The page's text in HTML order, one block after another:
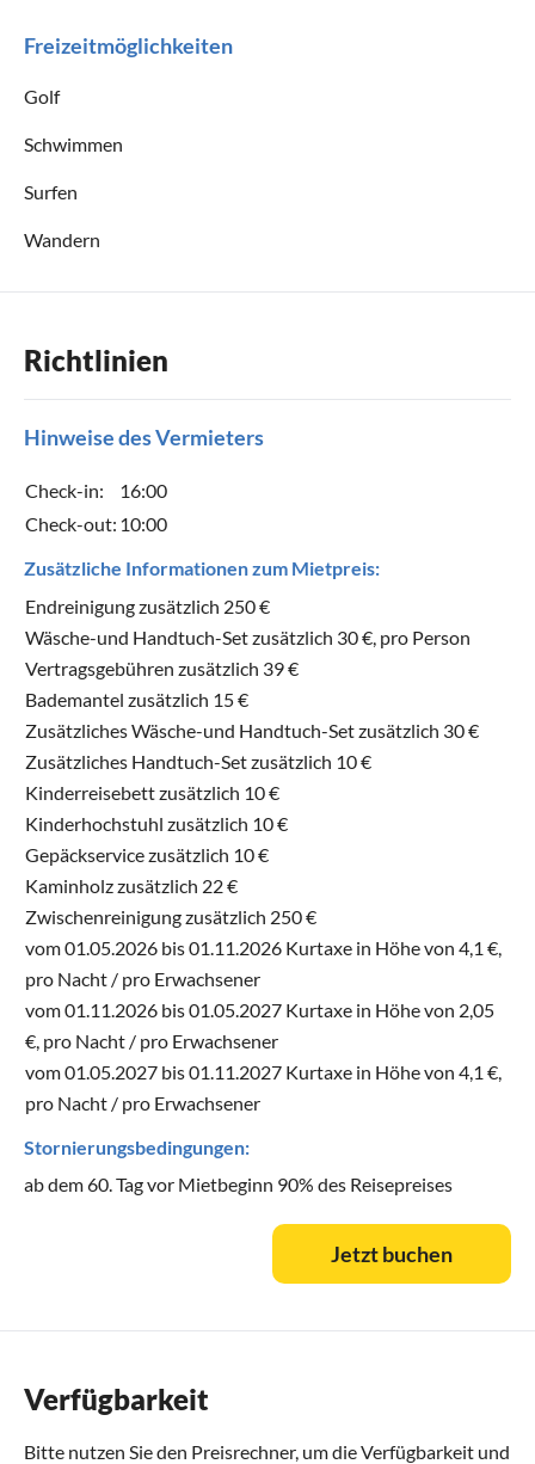
Freizeitmöglichkeiten
Golf
Schwimmen
Surfen
Wandern
Richtlinien
Hinweise des Vermieters
Check-in:
16:00
Check-out: 10:00
Zusätzliche Informationen zum Mietpreis:
Endreinigung zusätzlich 250 €
Wäsche-und Handtuch-Set zusätzlich 30 €, pro Person
Vertragsgebühren zusätzlich 39 €
Bademantel zusätzlich 15 €
Zusätzliches Wäsche-und Handtuch-Set zusätzlich 30 €
Zusätzliches Handtuch-Set zusätzlich 10 €
Kinderreisebett zusätzlich 10 €
Kinderhochstuhl zusätzlich 10 €
Gepäckservice zusätzlich 10 €
Kaminholz zusätzlich 22 €
Zwischenreinigung zusätzlich 250 €
vom 01.05.2026 bis 01.11.2026 Kurtaxe in Höhe von 4,1 €,
pro Nacht / pro Erwachsener
vom 01.11.2026 bis 01.05.2027 Kurtaxe in Höhe von 2,05
€, pro Nacht / pro Erwachsener
vom 01.05.2027 bis 01.11.2027 Kurtaxe in Höhe von 4,1 €,
pro Nacht / pro Erwachsener
Stornierungsbedingungen:
ab dem 60. Tag vor Mietbeginn 90% des Reisepreises
Jetzt buchen
Verfügbarkeit
Bitte nutzen Sie den Preisrechner, um die Verfügbarkeit und